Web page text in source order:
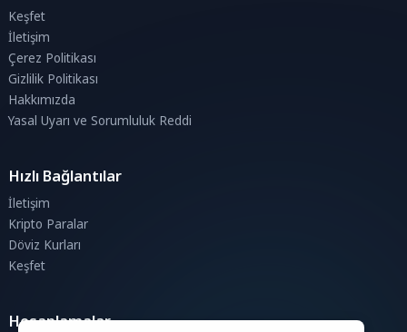
Keşfet
İletişim
Çerez Politikası
Gizlilik Politikası
Hakkımızda
Yasal Uyarı ve Sorumluluk Reddi
Hızlı Bağlantılar
İletişim
Kripto Paralar
Döviz Kurları
Keşfet
Hesaplamalar